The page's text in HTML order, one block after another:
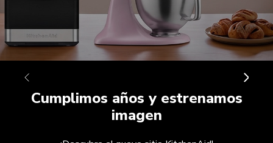
Cumplimos años y estrenamos
imagen
Compra Aquí